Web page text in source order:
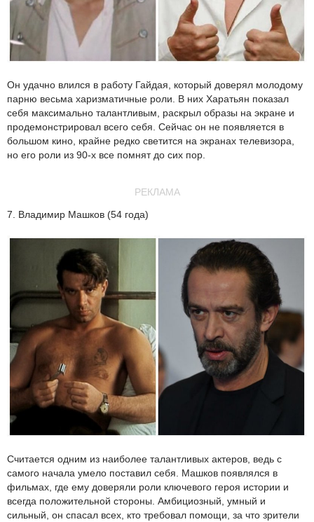
Он удачно влился в работу Гайдая, который доверял молодому
парню весьма харизматичные роли. В них Харатьян показал
себя максимально талантливым, раскрыл образы на экране и
продемонстрировал всего себя. Сейчас он не появляется в
большом кино, крайне редко светится на экранах телевизора,
но его роли из 90-х все помнят до сих пор.
РЕКЛАМА
7. Владимир Машков (54 года)
Считается одним из наиболее талантливых актеров, ведь с
самого начала умело поставил себя. Машков появлялся в
фильмах, где ему доверяли роли ключевого героя истории и
всегда положительной стороны. Амбициозный, умный и
сильный, он спасал всех, кто требовал помощи, за что зрители